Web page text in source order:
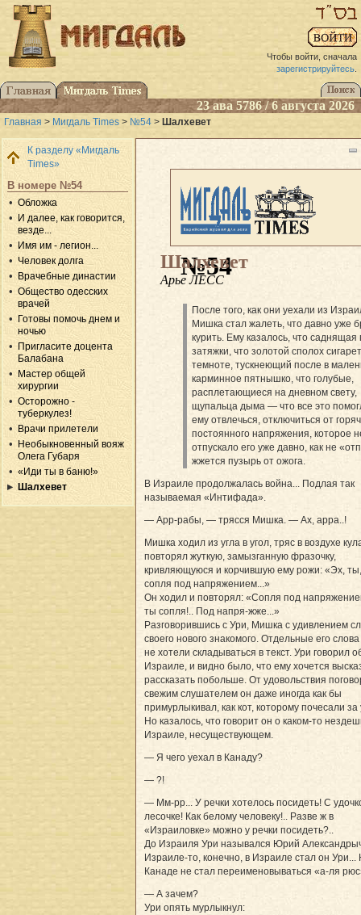
Чтобы войти, сначала
зарегистрируйтесь.
23 ава 5786 / 6 августа 2026
Главная > Мигдаль Times > №54 > Шалхевет
К разделу «Мигдаль
Times»
В номере №54
Обложка
И далее, как говорится,
везде...
Имя им - легион...
Человек долга
Врачебные династии
Общество одесских
врачей
Готовы помочь днем и
ночью
Пригласите доцента
Балабана
Мастер общей
хирургии
Осторожно -
туберкулез!
Врачи прилетели
Необыкновенный вояж
Олега Губаря
«Иди ты в баню!»
Шалхевет
№54
Шалхевет
Арье ЛЕСС
После того, как они уехали из
Мишка стал жалеть, что давно уже
курить. Ему казалось, что саднящая
затяжки, что золотой сполох
темноте, тускнеющий после в
карминное пятнышко, что голубые,
расплетающиеся на дневном свету,
щупальца дыма — что все это
ему отвлечься, отключиться от
постоянного напряжения, которое
отпускало его уже давно, как не
жжется пузырь от ожога.
В Израиле продолжалась война... Подлая так
называемая «Интифада».
— Арр-рабы, — трясся Мишка. — Ах, арра..!
Мишка ходил из угла в угол, тряс в воздухе
повторял жуткую, замызганную фразочку,
кривляющуюся и корчившую ему рожи: «Эх,
сопля под напряжением...»
Он ходил и повторял: «Сопля под
ты сопля!.. Под напря-жже...»
Разговорившись с Ури, Мишка с удивлением
своего нового знакомого. Отдельные его
не хотели складываться в текст. Ури говорил
Израиле, и видно было, что ему хочется
рассказать побольше. От удовольствия
свежим слушателем он даже иногда как бы
примурлыкивал, как кот, которому почесали
Но казалось, что говорит он о каком-то
Израиле, несуществующем.
— Я чего уехал в Канаду?
— ?!
— Мм-рр... У речки хотелось посидеть! С
лесочке! Как белому человеку!.. Разве ж в
«Израиловке» можно у речки посидеть?..
До Израиля Ури назывался Юрий
Израиле-то, конечно, в Израиле стал он Ури...
Канаде не стал переименовываться «а-ля
— А зачем?
Ури опять мурлыкнул: